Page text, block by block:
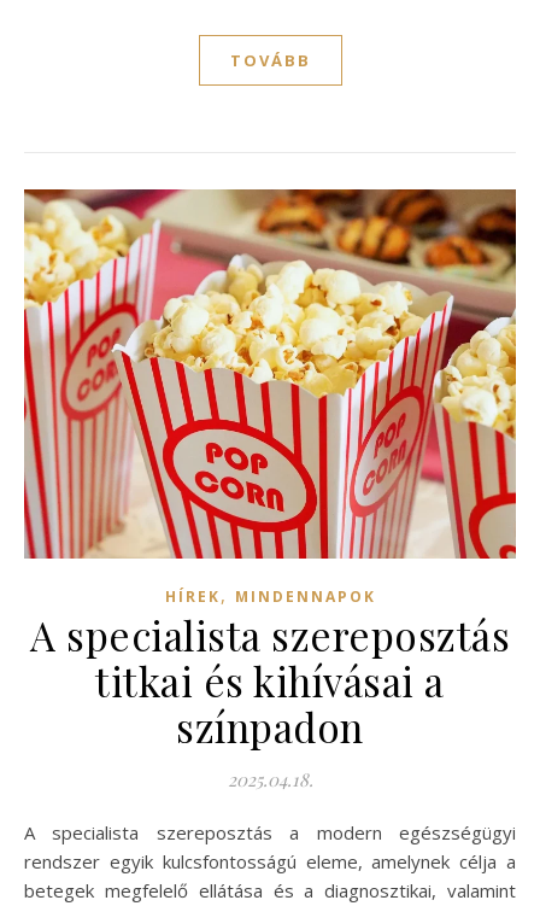
TOVÁBB
HÍREK, MINDENNAPOK
A specialista szereposztás
titkai és kihívásai a
színpadon
2025.04.18.
A specialista szereposztás a modern egészségügyi
rendszer egyik kulcsfontosságú eleme, amelynek célja a
betegek megfelelő ellátása és a diagnosztikai, valamint